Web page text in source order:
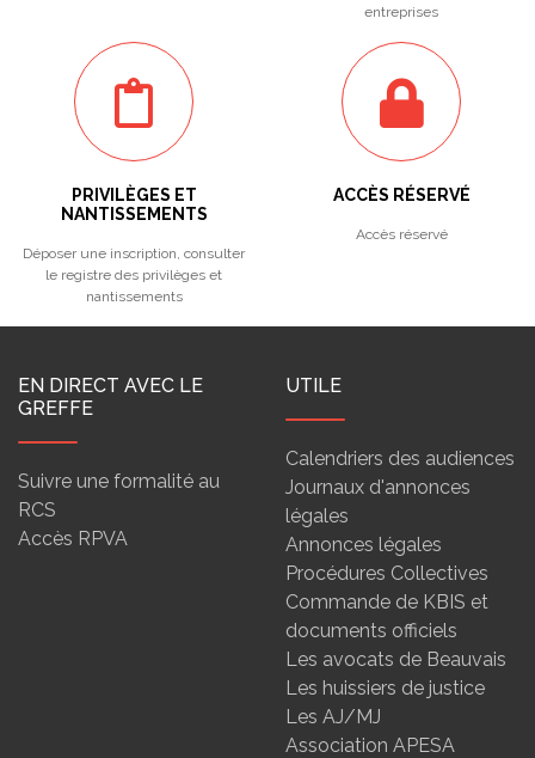
entreprises
PRIVILÈGES ET
NANTISSEMENTS
Déposer une inscription, consulter
le registre des privilèges et
nantissements
ACCÈS RÉSERVÉ
Accès réservé
EN DIRECT AVEC LE
GREFFE
Suivre une formalité au
RCS
Accès RPVA
UTILE
Calendriers des audiences
Journaux d'annonces
légales
Annonces légales
Procédures Collectives
Commande de KBIS et
documents officiels
Les avocats de Beauvais
Les huissiers de justice
Les AJ/MJ
Association APESA